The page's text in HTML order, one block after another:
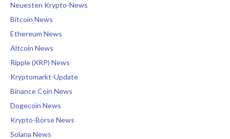
Neuesten Krypto-News
Bitcoin News
Ethereum News
Altcoin News
Ripple (XRP) News
Kryptomarkt-Update
Binance Coin News
Dogecoin News
Krypto-Börse News
Solana News